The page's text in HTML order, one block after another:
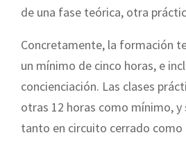
de una fase teórica, otra
Concretamente, la formación
un mínimo de cinco horas, e
concienciación. Las clases
otras 12 horas como mínimo, y
tanto en circuito cerrado como